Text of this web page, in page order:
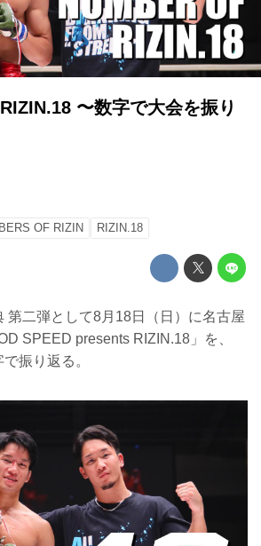
〜数字で大会を振り
OF RIZIN RIZIN.18
第二弾として8月18日（日）に名古屋
SPEED presents RIZIN.18」を、
振り返る。